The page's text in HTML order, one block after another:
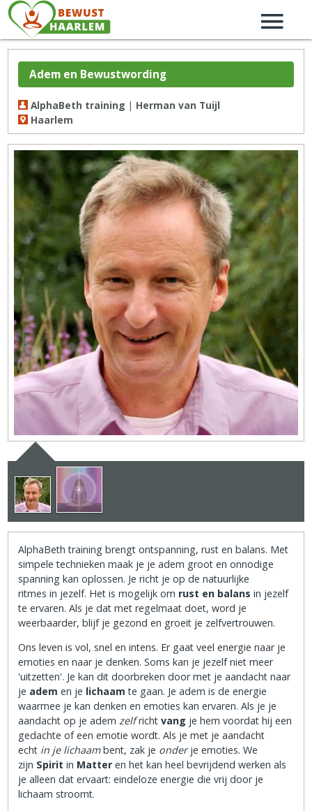
Adem en Bewustwording
AlphaBeth training | Herman van Tuijl
Haarlem
AlphaBeth training brengt ontspanning, rust en balans. Met
simpele technieken maak je je adem groot en onnodige
spanning kan oplossen. Je richt je op de natuurlijke
ritmes in jezelf. Het is mogelijk om rust en balansin jezelf
te ervaren. Als je dat met regelmaat doet, word je
weerbaarder, blijf je gezond en groeit je zelfvertrouwen.
Ons leven is vol, snel en intens. Er gaat veel energie naar je
emoties en naar je denken. Soms kan je jezelf niet meer
'uitzetten'. Je kan dit doorbreken door met je aandacht naar
je adem en je lichaam te gaan. Je adem is de energie
waarmee je kan denken en emoties kan ervaren. Als je je
aandacht op je ademzelfricht vang je hem voordat hij een
gedachte of een emotie wordt. Als je met je aandacht
echt in je lichaambent, zak je onderje emoties. We
zijn Spirit in Matter en het kan heel bevrijdend werken als
je alleen dat ervaart: eindeloze energie die vrij door je
lichaam stroomt.